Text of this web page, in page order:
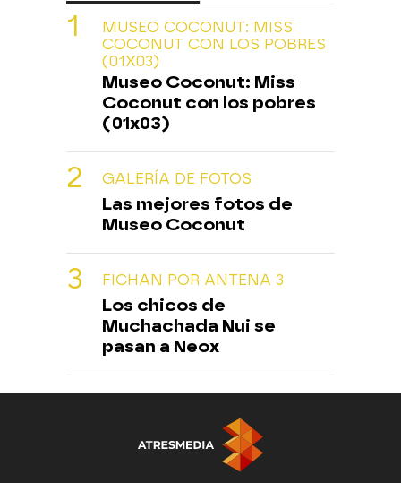
MUSEO COCONUT: MISS
COCONUT CON LOS POBRES
(01X03)
Museo Coconut: Miss
Coconut con los pobres
(01x03)
GALERÍA DE FOTOS
Las mejores fotos de
Museo Coconut
FICHAN POR ANTENA 3
Los chicos de
Muchachada Nui se
pasan a Neox